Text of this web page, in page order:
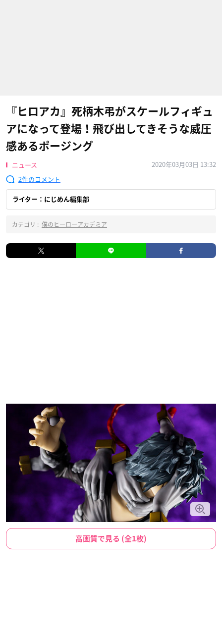
『ヒロアカ』死柄木弔がスケールフィギュ
アになって登場！飛び出してきそうな威圧
感あるポージング
ニュース
2020年03月03日 13:32
2
ライター：にじめん編集部
カテゴリ : 僕のヒーローアカデミア
高画質で見る (全1枚)